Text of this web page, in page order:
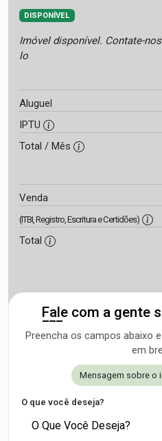
DISPONÍVEL
Imóvel disponível. Contate-
lo
Aluguel
IPTU
Total / Mês
Venda
(ITBI, Registro, Escritura e Certidões)
Total
Fale com a gente
Preencha os campos abaixo
em
Mensagem sobre o
O que você deseja?
O Que Você Deseja?